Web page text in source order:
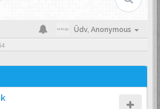
Üdv, Anonymous